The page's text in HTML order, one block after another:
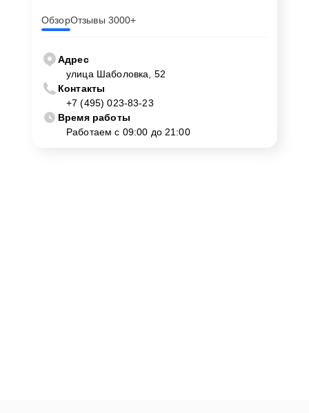
ОбзорОтзывы 3000+
Адрес
улица Шаболовка, 52
Контакты
+7 (495) 023-83-23
Время работы
Работаем с 09:00 до 21:00